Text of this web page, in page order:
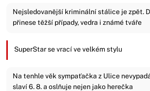
Nejsledovanější kriminální stálice je zpět.
přinese těžší případy, vedra i známé tváře
SuperStar se vrací ve velkém stylu
Na tenhle věk sympaťačka z Ulice
slaví 6. 8. a oslňuje nejen jako herečka